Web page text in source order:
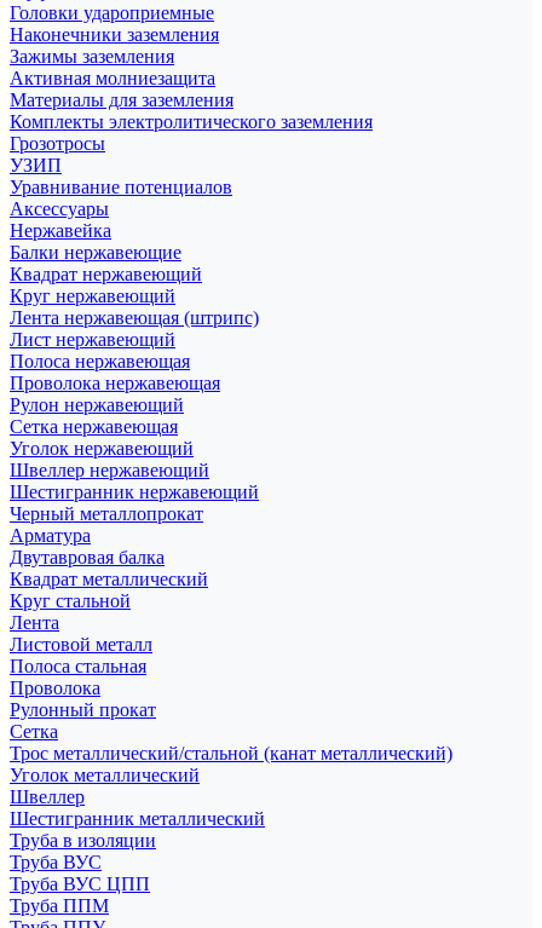
Головки удароприемные
Наконечники заземления
Зажимы заземления
Активная молниезащита
Материалы для заземления
Комплекты электролитического заземления
Грозотросы
УЗИП
Уравнивание потенциалов
Аксессуары
Нержавейка
Балки нержавеющие
Квадрат нержавеющий
Круг нержавеющий
Лента нержавеющая (штрипс)
Лист нержавеющий
Полоса нержавеющая
Проволока нержавеющая
Рулон нержавеющий
Сетка нержавеющая
Уголок нержавеющий
Швеллер нержавеющий
Шестигранник нержавеющий
Черный металлопрокат
Арматура
Двутавровая балка
Квадрат металлический
Круг стальной
Лента
Листовой металл
Полоса стальная
Проволока
Рулонный прокат
Сетка
Трос металлический/стальной (канат металлический)
Уголок металлический
Швеллер
Шестигранник металлический
Труба в изоляции
Труба ВУС
Труба ВУС ЦПП
Труба ППМ